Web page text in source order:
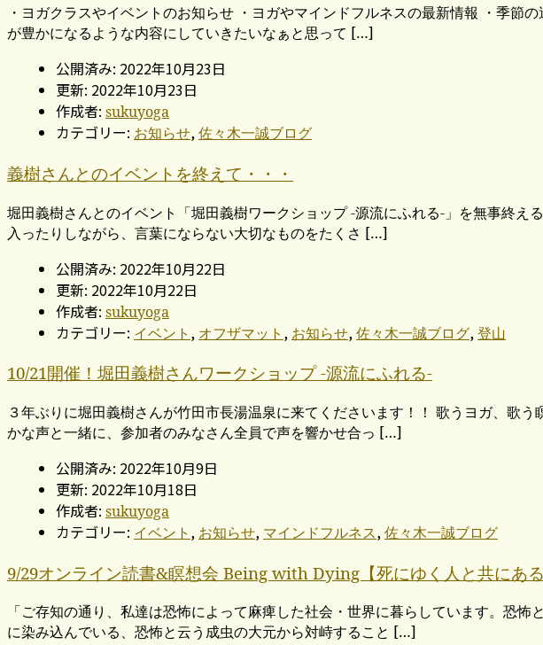
・ヨガクラスやイベントのお知らせ ・ヨガやマインドフルネスの最新情報 ・季節
が豊かになるような内容にしていきたいなぁと思って […]
公開済み: 2022年10月23日
更新: 2022年10月23日
作成者: sukuyoga
カテゴリー: お知らせ,佐々木一誠ブログ
義樹さんとのイベントを終えて・・・
堀田義樹さんとのイベント「堀田義樹ワークショップ -源流にふれる-」を無事終
入ったりしながら、言葉にならない大切なものをたくさ […]
公開済み: 2022年10月22日
更新: 2022年10月22日
作成者: sukuyoga
カテゴリー: イベント , オフザマット , お知らせ, 佐々木一誠ブログ, 登山
10/21開催！堀田義樹さんワークショップ -源流にふれる-
３年ぶりに堀田義樹さんが竹田市長湯温泉に来てくださいます！！ 歌うヨガ、歌
かな声と一緒に、参加者のみなさん全員で声を響かせ合っ […]
公開済み: 2022年10月9日
更新: 2022年10月18日
作成者: sukuyoga
カテゴリー: イベント , お知らせ, マインドフルネス,佐々木一誠ブログ
9/29オンライン読書&瞑想会 Being with Dying【死にゆく人と共にある
「ご存知の通り、私達は恐怖によって麻痺した社会・世界に暮らしています。恐
に染み込んでいる、恐怖と云う成虫の大元から対峙すること […]